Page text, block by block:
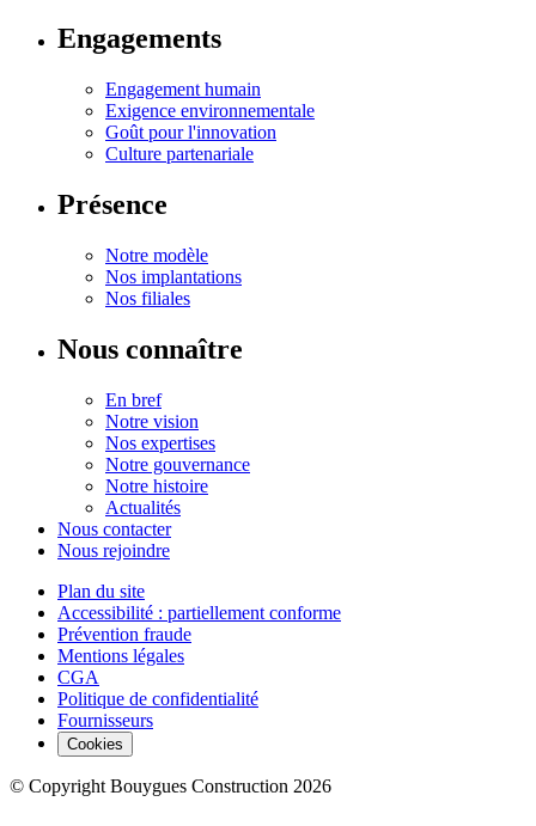
Engagements
Engagement humain
Exigence environnementale
Goût pour l'innovation
Culture partenariale
Présence
Notre modèle
Nos implantations
Nos filiales
Nous connaître
En bref
Notre vision
Nos expertises
Notre gouvernance
Notre histoire
Actualités
Nous contacter
Nous rejoindre
Plan du site
Accessibilité : partiellement conforme
Prévention fraude
Mentions légales
CGA
Politique de confidentialité
Fournisseurs
Cookies
© Copyright Bouygues Construction 2026